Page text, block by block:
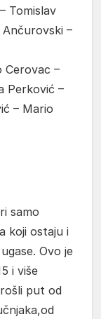
Tomislav
–
Cerovac –
Perković –
– Mario
samo
koji ostaju i
Ovo je
i više
put od